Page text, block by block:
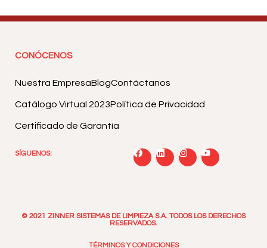
CONÓCENOS
Nuestra EmpresaBlogContáctanos
Catálogo Virtual 2023Política de Privacidad
Certificado de Garantía
SÍGUENOS:
© 2021 ZINNER SISTEMAS DE LIMPIEZA S.A. TODOS LOS DERECHOS
RESERVADOS.
TÉRMINOS Y CONDICIONES